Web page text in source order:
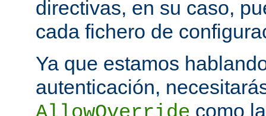
directivas, en su caso,
cada fichero de
Ya que estamos
autenticación,
como